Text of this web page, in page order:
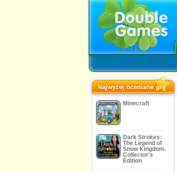
Najwyżej oceniane gry
Minecraft
Dark Strokes:
The Legend of
Snow Kingdom.
Collector's
Edition